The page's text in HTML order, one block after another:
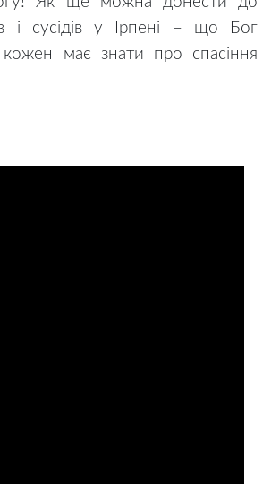
і сусідів у Ірпені – що Бог
кожен має знати про спасіння